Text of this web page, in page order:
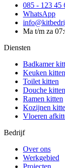
085 - 123 45
WhatsApp
Ma t/m za
Diensten
Badkamer
Keuken kitten
Toilet kitten
Douche kitten
Ramen kitten
Kozijnen
Vloeren
Bedrijf
Over ons
Werkgebied
Projecten